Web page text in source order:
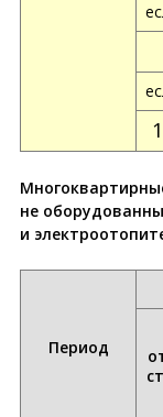
не
и
Период